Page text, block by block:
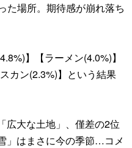
た場所。期待感が崩れ落ち
】【ラーメン(4.0%)】
カン(2.3%)】という結果
広大な土地」、僅差の2位
」はまさに今の季節…コメ